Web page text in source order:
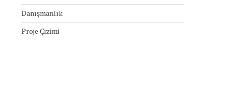
Danışmanlık
Proje Çizimi